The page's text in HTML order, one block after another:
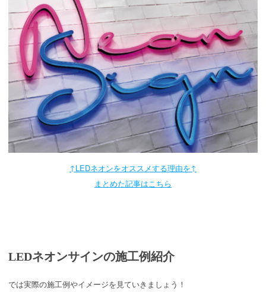
↑LEDネオンをオススメする理由を↑
まとめた記事はこちら
LEDネオンサインの施工例紹介
では実際の施工例やイメージを見ていきましょう！